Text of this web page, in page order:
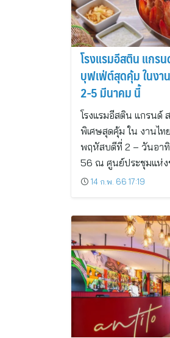
โรงแรมอีสติน แกร
บุฟเฟ่ต์สุดคุ้ม ในงา
2-5 มีนาคม นี้
โรงแรมอีสติน แกรนด์
พิเศษสุดคุ้ม ใน งานไท
พฤหัสบดีที่ 2 – วันอา
56 ณ ศูนย์ประชุมแห่ง
14 ก.พ. 66 17:19